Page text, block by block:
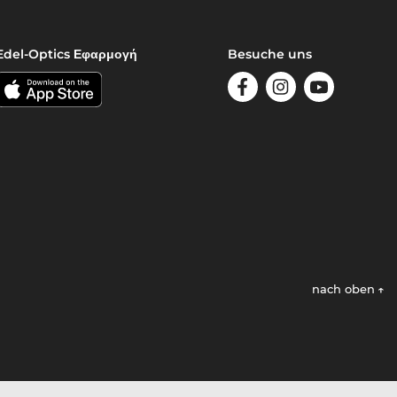
Optics Εφαρμογή Besuche uns
nach oben